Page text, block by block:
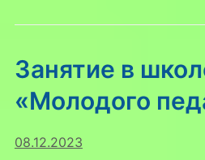
Занятие в
«Молодого
08.12.2023